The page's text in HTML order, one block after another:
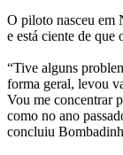
O piloto nasceu em
e está ciente de que
“Tive alguns
forma geral, levou
Vou me concentrar
como no ano
concluiu